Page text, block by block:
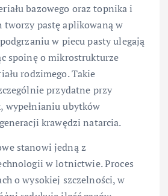
bazowego oraz topnika i
tworzy pastę aplikowaną w
w piecu pasty ulegają
spoinę o mikrostrukturze
rodzimego. Takie
przydatne przy
wypełnianiu ubytków
krawędzi natarcia.
stanowi jedną z
w lotnictwie. Proces
o wysokiej szczelności, w